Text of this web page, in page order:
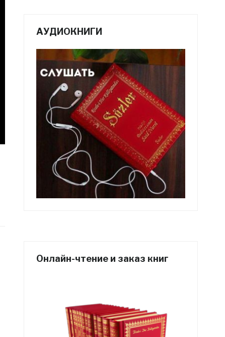
АУДИОКНИГИ
Онлайн-чтение и заказ книг